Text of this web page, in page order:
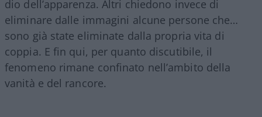
dio dell’apparenza. Altri chiedono invece di
eliminare dalle immagini alcune persone che…
sono già state eliminate dalla propria vita di
coppia. E fin qui, per quanto discutibile, il
fenomeno rimane confinato nell’ambito della
vanità e del rancore.